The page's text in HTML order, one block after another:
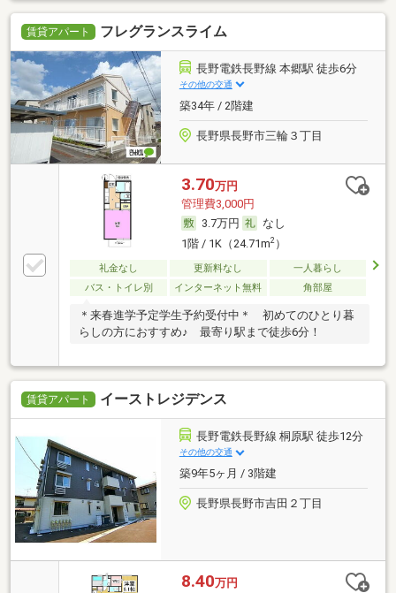
賃貸アパート フレグランスライム
長野電鉄長野線 本郷駅 徒歩6分
その他の交通
築34年 / 2階建
長野県長野市三輪３丁目
3.70万円
管理費3,000円
3.7万円
なし
1階 / 1K（24.71m2）
礼金なし 更新料なし
一人暮らし
バス・トイレ別
インターネット無料 角部屋
＊来春進学予定学生予約受付中＊ 初めてのひとり暮
らしの方におすすめ♪ 最寄り駅まで徒歩6分！
賃貸アパート イーストレジデンス
長野電鉄長野線 桐原駅 徒歩12分
その他の交通
築9年5ヶ月 / 3階建
長野県長野市吉田２丁目
8.40万円